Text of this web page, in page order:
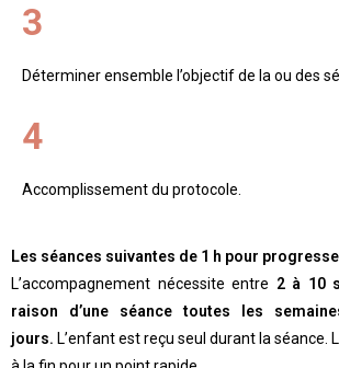
3
Déterminer ensemble l’objectif de la ou des
4
Accomplissement du protocole.
Les séances suivantes de 1 h pour
L’accompagnement nécessite entre 2 à 10
raison d’une séance toutes les
jours. L’enfant est reçu seul durant la séance.